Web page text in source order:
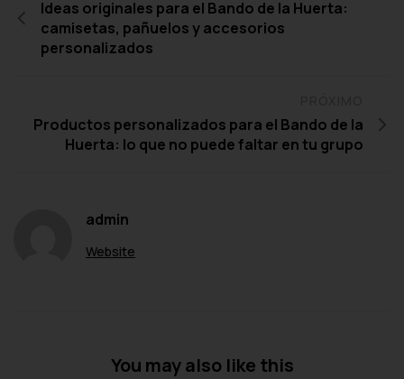
Ideas originales para el Bando de la Huerta:
camisetas, pañuelos y accesorios
personalizados
Productos personalizados para el Bando de la
Huerta: lo que no puede faltar en tu grupo
admin
Website
You may also like this